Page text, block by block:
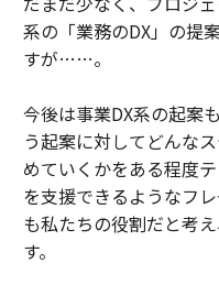
系の「業務のDX」の提
すが……。
今後は事業DX系の起案
う起案に対してどんな
めていくかをある程度
を支援できるようなフ
も私たちの役割だと考
す。